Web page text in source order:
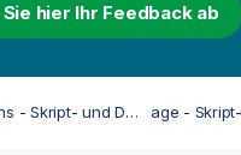
hier Ihr Feedback ab
addmonths - Skript- und Diagrammfunktion